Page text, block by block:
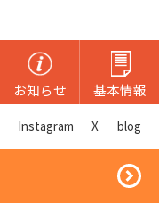
お知らせ 基本情報
Instagram X blog